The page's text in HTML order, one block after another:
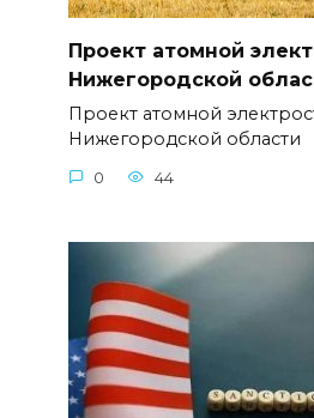
Проект атомной
Нижегородской
Проект атомной
Нижегородской области
0 44